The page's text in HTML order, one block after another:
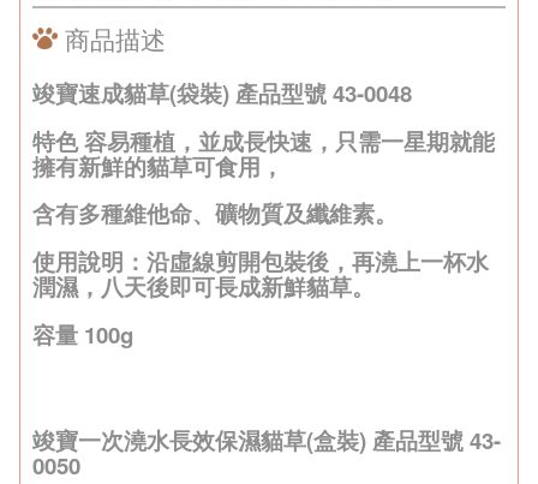
商品描述
竣寶速成貓草(袋裝) 產品型號 43-0048
特色 容易種植，並成長快速，只需一星期就能
擁有新鮮的貓草可食用，
含有多種維他命、礦物質及纖維素。
使用說明：沿虛線剪開包裝後，再澆上一杯水
潤濕，八天後即可長成新鮮貓草。
容量 100g
竣寶一次澆水長效保濕貓草(盒裝) 產品型號 43-
0050